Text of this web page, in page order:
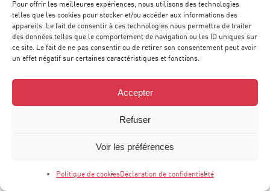
Pour offrir les meilleures expériences, nous utilisons des technologies
telles que les cookies pour stocker et/ou accéder aux informations des
appareils. Le fait de consentir à ces technologies nous permettra de traiter
des données telles que le comportement de navigation ou les ID uniques sur
ce site. Le fait de ne pas consentir ou de retirer son consentement peut avoir
un effet négatif sur certaines caractéristiques et fonctions.
Accepter
Refuser
Voir les préférences
Politique de cookiesDéclaration de confidentialité